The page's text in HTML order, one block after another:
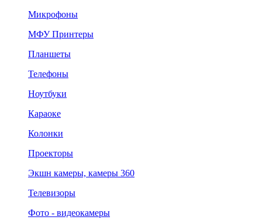
Микрофоны
МФУ Принтеры
Планшеты
Телефоны
Ноутбуки
Караоке
Колонки
Проекторы
Экшн камеры, камеры 360
Телевизоры
Фото - видеокамеры